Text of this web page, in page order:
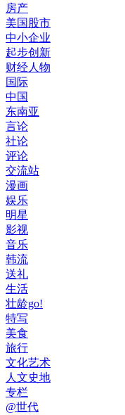
房产
美国股市
中小企业
起步创新
财经人物
国际
中国
东南亚
言论
社论
评论
交流站
漫画
娱乐
明星
影视
音乐
韩流
送礼
生活
壮龄go!
特写
美食
旅行
文化艺术
人文史地
专栏
@世代